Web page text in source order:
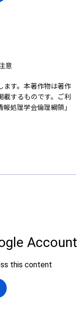
意
ます。本著作物は著作
載するものです。ご利
処理学会倫理綱領」